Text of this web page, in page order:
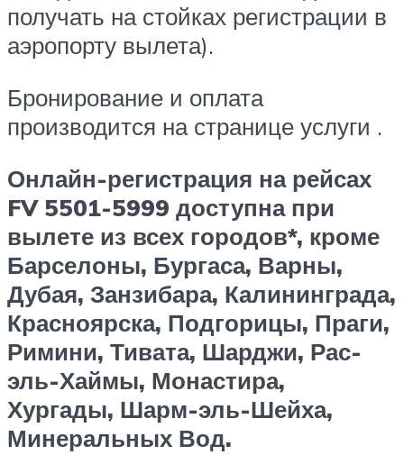
получать на стойках регистрации в
аэропорту вылета).
Бронирование и оплата
производится на странице услуги .
Онлайн-регистрация на рейсах
FV 5501-5999 доступна при
вылете из всех городов*, кроме
Барселоны, Бургаса, Варны,
Дубая, Занзибара, Калининграда,
Красноярска, Подгорицы, Праги,
Римини, Тивата, Шарджи, Рас-
эль-Хаймы, Монастира,
Хургады, Шарм-эль-Шейха,
Минеральных Вод.